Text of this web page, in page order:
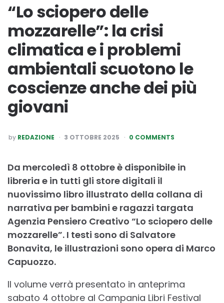
“Lo sciopero delle
mozzarelle”: la crisi
climatica e i problemi
ambientali scuotono le
coscienze anche dei più
giovani
POSTED
BY
by REDAZIONE 3 OTTOBRE 2025 0 COMMENTS
Da mercoledì 8 ottobre è disponibile in
libreria e in tutti gli store digitali il
nuovissimo libro illustrato della collana di
narrativa per bambini e ragazzi targata
Agenzia Pensiero Creativo “Lo sciopero delle
mozzarelle”. I testi sono di Salvatore
Bonavita, le illustrazioni sono opera di Marco
Capuozzo.
Il volume verrà presentato in anteprima
sabato 4 ottobre al Campania Libri Festival